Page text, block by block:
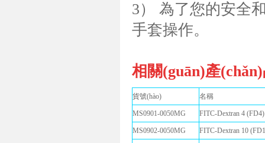
3） 為了您的安全
手套操作。
相關(guān)產
貨號(hào) 名稱
MS0901-0050MG FITC-Dextran 4
MS0902-0050MG FITC-Dextran 10